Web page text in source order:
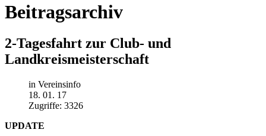
Beitragsarchiv
2-Tagesfahrt zur Club- und
Landkreismeisterschaft
in Vereinsinfo
18. 01. 17
Zugriffe: 3326
UPDATE